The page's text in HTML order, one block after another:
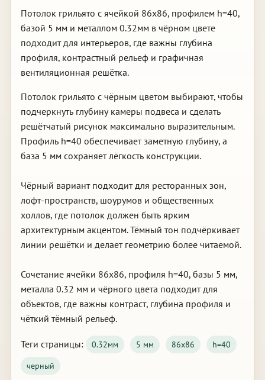
Потолок грильято с ячейкой 86х86, профилем h=40,
базой 5 мм и металлом 0.32мм в чёрном цвете
подходит для интерьеров, где важны глубина
профиля, контрастный рельеф и графичная
вентиляционная решётка.
Потолок грильято с чёрным цветом выбирают, чтобы
подчеркнуть глубину камеры подвеса и сделать
решётчатый рисунок максимально выразительным.
Профиль h=40 обеспечивает заметную глубину, а
база 5 мм сохраняет лёгкость конструкции.
Чёрный вариант подходит для ресторанных зон,
лофт-пространств, шоурумов и общественных
холлов, где потолок должен быть ярким
архитектурным акцентом. Тёмный тон подчёркивает
линии решётки и делает геометрию более читаемой.
Сочетание ячейки 86х86, профиля h=40, базы 5 мм,
металла 0.32 мм и чёрного цвета подходит для
объектов, где важны контраст, глубина профиля и
чёткий тёмный рельеф.
Теги страницы: 0.32мм 5 мм 86х86
h=40
черный